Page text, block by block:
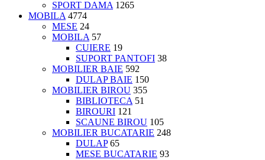
SPORT DAMA 1265
MOBILA 4774
MESE 24
MOBILA 57
CUIERE 19
SUPORT PANTOFI 38
MOBILIER BAIE 592
DULAP BAIE 150
MOBILIER BIROU 355
BIBLIOTECA 51
BIROURI 121
SCAUNE BIROU 105
MOBILIER BUCATARIE 248
DULAP 65
MESE BUCATARIE 93